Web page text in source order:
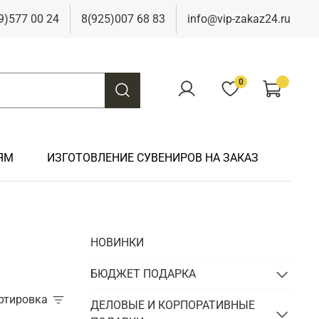
00 24 8(925)007 68 83 info@vip-zakaz24.ru
0
Подарки на юбилей
Подарки химику
Подарки чиновнику/госслужащему
электрику
Подарки к Пасхе
Подарки рыбаку
ИЗГОТОВЛЕНИЕ СУВЕНИРОВ НА ЗАКАЗ
НОВИНКИ
БЮДЖЕТ ПОДАРКА
ДЕЛОВЫЕ И КОРПОРАТИВНЫЕ